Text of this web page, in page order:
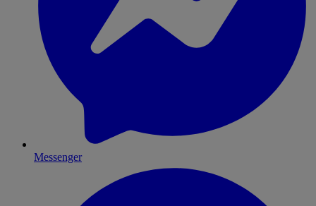
Messenger